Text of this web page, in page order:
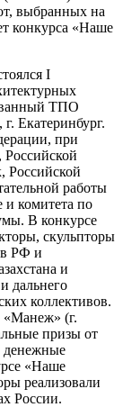
выбранных на
конкурса «Наше
I
ТПО
Екатеринбург.
при
Российской
Российской
работы
комитета по
В конкурсе
скульпторы
РФ и
и
дальнего
коллективов.
«Манеж» (г.
призы от
денежные
«Наше
реализовали
России.